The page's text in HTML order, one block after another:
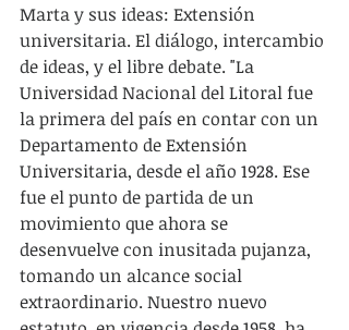
Marta y sus ideas: Extensión
universitaria. El diálogo, intercambio
de ideas, y el libre debate. "La
Universidad Nacional del Litoral fue
la primera del país en contar con un
Departamento de Extensión
Universitaria, desde el año 1928. Ese
fue el punto de partida de un
movimiento que ahora se
desenvuelve con inusitada pujanza,
tomando un alcance social
extraordinario. Nuestro nuevo